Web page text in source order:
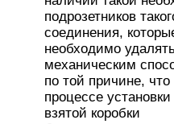
подрозетников
соединения,
необходимо
механическим
по той причине,
процессе
взятой коробки